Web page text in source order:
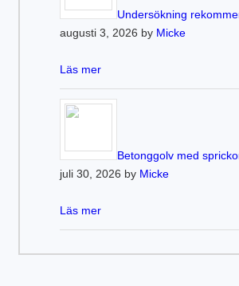
Undersökning
augusti 3, 2026 by Micke
Läs mer
Betonggolv med
juli 30, 2026 by Micke
Läs mer